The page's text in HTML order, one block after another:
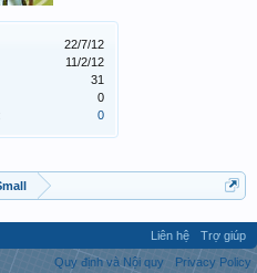
22/7/12
11/2/12
31
0
0
Liên hệ
Trợ giúp
Quy định và Nội quy
Privacy Policy